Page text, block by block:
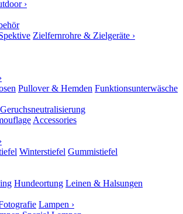
›
Zielfernrohre & Zielgeräte ›
Pullover & Hemden Funktionsunterwäsche
Geruchsneutralisierung
Accessories
Winterstiefel Gummistiefel
Hundeortung Leinen & Halsungen
Lampen ›